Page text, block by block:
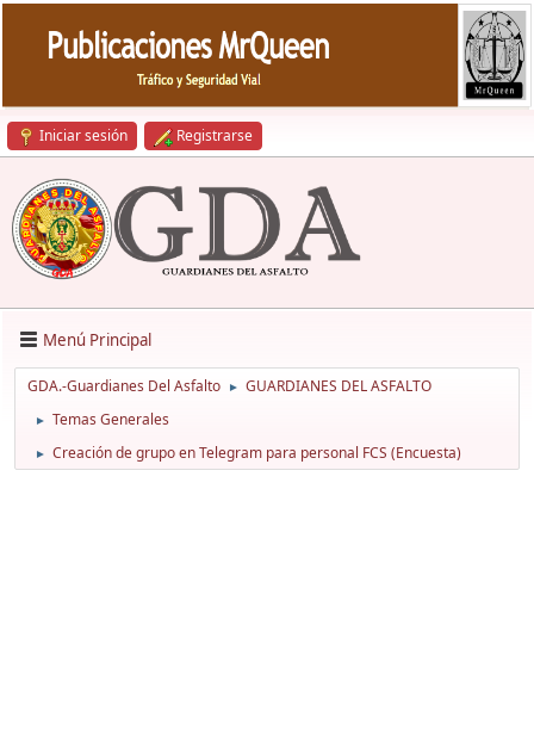
Iniciar sesión Registrarse
Menú Principal
GDA.-Guardianes Del Asfalto ► GUARDIANES DEL ASFALTO
► Temas Generales
► Creación de grupo en Telegram para personal FCS (Encuesta)